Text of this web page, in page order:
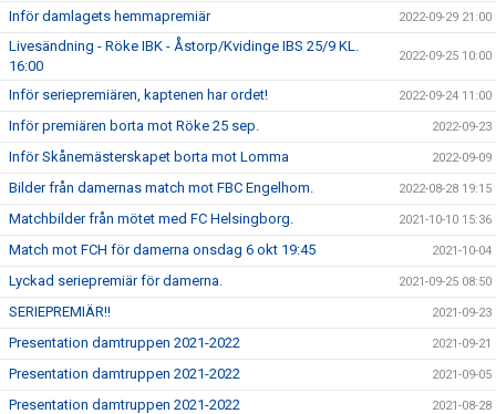
Inför damlagets hemmapremiär 2022-09-29 21:00
Livesändning - Röke IBK - Åstorp/Kvidinge IBS 25/9 KL.
16:00
2022-09-25 10:00
Inför seriepremiären, kaptenen har ordet! 2022-09-24 11:00
Inför premiären borta mot Röke 25 sep. 2022-09-23
Inför Skånemästerskapet borta mot Lomma 2022-09-09
Bilder från damernas match mot FBC Engelhom. 2022-08-28 19:15
Matchbilder från mötet med FC Helsingborg. 2021-10-10 15:36
Match mot FCH för damerna onsdag 6 okt 19:45 2021-10-04
Lyckad seriepremiär för damerna. 2021-09-25 08:50
SERIEPREMIÄR!! 2021-09-23
Presentation damtruppen 2021-2022 2021-09-21
Presentation damtruppen 2021-2022 2021-09-05
Presentation damtruppen 2021-2022 2021-08-28